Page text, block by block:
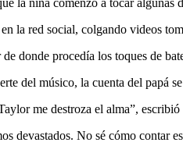
la red social, colgando videos
donde procedía los toques de
del músico, la cuenta del papá
me destroza el alma”,
devastados. No sé cómo